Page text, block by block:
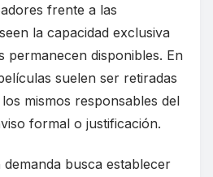
frente a las
la capacidad exclusiva
permanecen disponibles. En
suelen ser retiradas
mismos responsables del
formal o justificación.
busca establecer